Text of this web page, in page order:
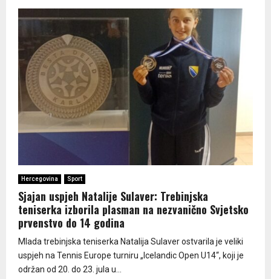
Hercegovina Sport
Sjajan uspjeh Natalije Sulaver: Trebinjska
teniserka izborila plasman na nezvanično Svjetsko
prvenstvo do 14 godina
Mlada trebinjska teniserka Natalija Sulaver ostvarila je veliki
uspjeh na Tennis Europe turniru „Icelandic Open U14“, koji je
održan od 20. do 23. jula u...